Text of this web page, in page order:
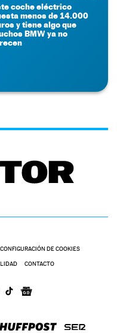
coche eléctrico
menos de 14.000
y tiene algo que
BMW ya no
CONFIGURACIÓN DE COOKIES
CONTACTO